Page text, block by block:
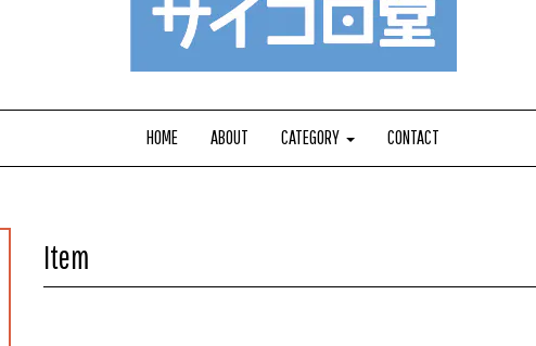
HOME ABOUT CATEGORY CONTACT
Item